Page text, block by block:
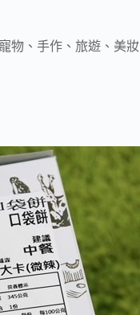
物、手作、旅遊、美妝